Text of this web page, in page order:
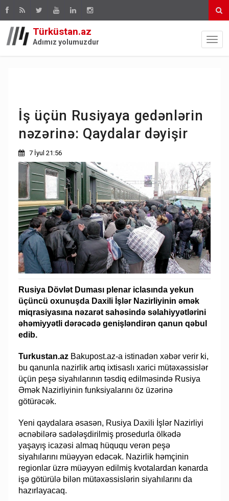
Türküstan.az
Adımız yolumuzdur
İş üçün Rusiyaya gedənlərin
nəzərinə: Qaydalar dəyişir
7 İyul 21:56
Rusiya Dövlət Duması plenar iclasında yekun
üçüncü oxunuşda Daxili İşlər Nazirliyinin əmək
miqrasiyasına nəzarət sahəsində səlahiyyətlərini
əhəmiyyətli dərəcədə genişləndirən qanun qəbul
edib.
Turkustan.az Bakupost.az-a istinadən xəbər verir ki,
bu qanunla nazirlik artıq ixtisaslı xarici mütəxəssislər
üçün peşə siyahılarının təsdiq edilməsində Rusiya
Əmək Nazirliyinin funksiyalarını öz üzərinə
götürəcək.
Yeni qaydalara əsasən, Rusiya Daxili İşlər Nazirliyi
əcnəbilərə sadələşdirilmiş prosedurla ölkədə
yaşayış icazəsi almaq hüququ verən peşə
siyahılarını müəyyən edəcək. Nazirlik həmçinin
regionlar üzrə müəyyən edilmiş kvotalardan kənarda
işə götürülə bilən mütəxəssislərin siyahılarını da
hazırlayacaq.